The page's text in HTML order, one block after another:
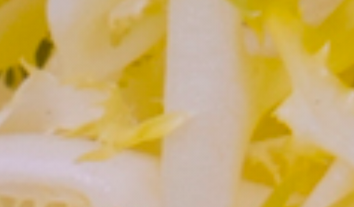
CUADRASPANIA